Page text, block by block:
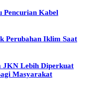
Pencurian Kabel
Perubahan Iklim Saat
JKN Lebih Diperkuat
Masyarakat